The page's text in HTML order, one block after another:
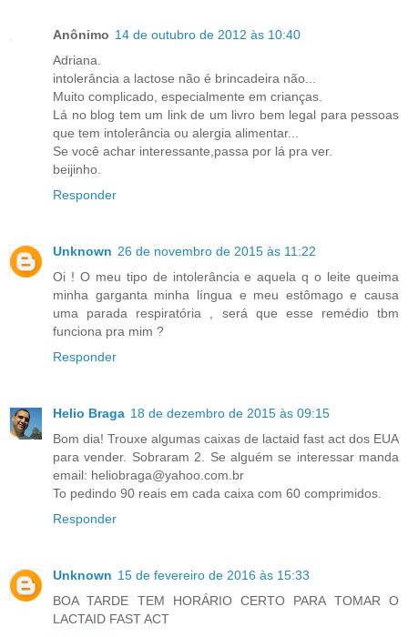
Anônimo 14 de outubro de 2012 às 10:40
Adriana.
intolerância a lactose não é brincadeira não...
Muito complicado, especialmente em crianças.
Lá no blog tem um link de um livro bem legal para pessoas
que tem intolerância ou alergia alimentar...
Se você achar interessante,passa por lá pra ver.
beijinho.
Responder
Unknown 26 de novembro de 2015 às 11:22
Oi ! O meu tipo de intolerância e aquela q o leite queima
minha garganta minha língua e meu estômago e causa
uma parada respiratória , será que esse remédio tbm
funciona pra mim ?
Responder
Helio Braga 18 de dezembro de 2015 às 09:15
Bom dia! Trouxe algumas caixas de lactaid fast act dos EUA
para vender. Sobraram 2. Se alguém se interessar manda
email: heliobraga@yahoo.com.br
To pedindo 90 reais em cada caixa com 60 comprimidos.
Responder
Unknown 15 de fevereiro de 2016 às 15:33
BOA TARDE TEM HORÁRIO CERTO PARA TOMAR O
LACTAID FAST ACT